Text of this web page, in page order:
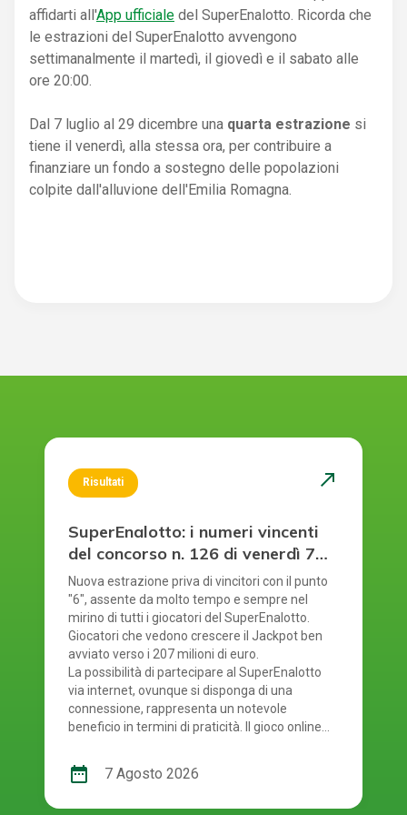
affidarti all'App ufficiale del SuperEnalotto. Ricorda che
le estrazioni del SuperEnalotto avvengono
settimanalmente il martedì, il giovedì e il sabato alle
ore 20:00.
Dal 7 luglio al 29 dicembre una quarta estrazione si
tiene il venerdì, alla stessa ora, per contribuire a
finanziare un fondo a sostegno delle popolazioni
colpite dall'alluvione dell'Emilia Romagna.
Risultati north_east
SuperEnalotto: i numeri vincenti
del concorso n. 126 di venerdì 7
agosto 2026
Nuova estrazione priva di vincitori con il punto
"6", assente da molto tempo e sempre nel
mirino di tutti i giocatori del SuperEnalotto.
Giocatori che vedono crescere il Jackpot ben
avviato verso i 207 milioni di euro.
La possibilità di partecipare al SuperEnalotto
via internet, ovunque si disponga di una
connessione, rappresenta un notevole
beneficio in termini di praticità. Il gioco online
questo considerevole vantaggio: evita la
necessità di recarsi fisicamente in ricevitoria
date_range 7 Agosto 2026